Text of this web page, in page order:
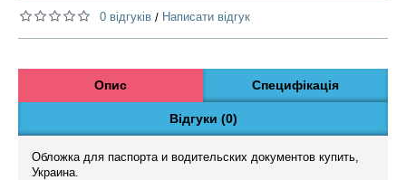
0 відгуків / Написати відгук
Опис Специфікація
Відгуки (0)
Обложка для паспорта и водительских документов купить,
Украина.